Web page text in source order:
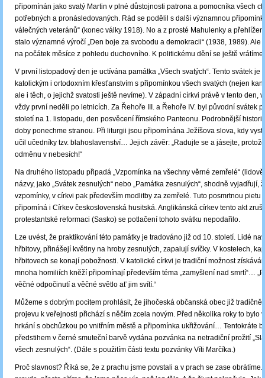
připomínán jako svatý Martin v plné důstojnosti patrona a pomocníka všech
potřebných a pronásledovaných. Rád se podělil s další významnou
válečných veteránů“ (konec války 1918). No a z prosté Mahulenky a
stalo významné výročí „Den boje za svobodu a demokracii“ (1938, 1989). Ale
na počátek měsíce z pohledu duchovního. K politickému dění se ještě vrátíme.
V první listopadový den je uctívána památka „Všech svatých“. Tento svátek je
katolickým i ortodoxním křesťanstvím s připomínkou všech svatých (nejen
ale i těch, o jejichž svatosti ještě nevíme). V západní církvi právě v tento den,
vždy první neděli po letnicích. Za Řehoře III. a Řehoře IV. byl původní svátek
století na 1. listopadu, den posvěcení římského Panteonu. Podrobnější
doby ponechme stranou. Při liturgii jsou připomínána Ježíšova slova, kdy
učil učedníky tzv. blahoslavenství… Jejich závěr: „Radujte se a jásejte,
odměnu v nebesích!“
Na druhého listopadu připadá „Vzpomínka na všechny věrné zemřelé“
názvy, jako „Svátek zesnulých“ nebo „Památka zesnulých“, shodně vyjadřují,
vzpomínky, v církvi pak především modlitby za zemřelé. Tuto posmrtnou pietu
připomíná i Církev československá husitská. Anglikánská církev tento akt
protestantské reformaci (Sasko) se potlačení tohoto svátku nepodařilo.
Lze uvést, že praktikování této památky je tradováno již od 10. století. Lidé
hřbitovy, přinášejí květiny na hroby zesnulých, zapalují svíčky. V kostelech,
hřbitovech se konají pobožnosti. V katolické církvi je tradiční možnost
mnoha homiliích kněží připomínají především téma „zamyšlení nad smrtí“…
věčné odpočinutí a věčné světlo ať jim svítí.“
Můžeme s dobrým pocitem prohlásit, že jihočeská občanská obec již tradičně
projevu k veřejnosti přichází s něčím zcela novým. Před několika roky to bylo
hrkání s obchůzkou po vnitřním městě a připomínka ukřižování… Tentokráte
předstihem v černé smuteční barvě vydána pozvánka na netradiční prožití
všech zesnulých“. (Dále s použitím části textu pozvánky Víti Marčíka.)
Proč slavnost? Říká se, že z prachu jsme povstali a v prach se zase obrátíme.